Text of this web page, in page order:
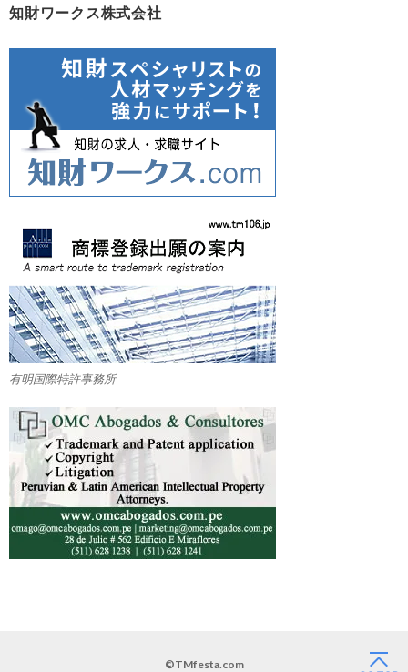
知財ワークス株式会社
有明国際特許事務所
©TMfesta.com